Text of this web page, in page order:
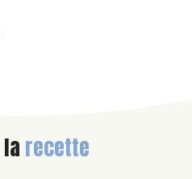
recette